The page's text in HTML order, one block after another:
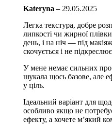
їх глибину.
зменшує
колагену, запобігає
вікової в’ялості шкіри.
утриманню вологи в шкірі,
Комплекс пептидів
еластину, розгладжує
колір шкіри, надає їй
Екстракт водорості
усуває темні кола під
антиоксидантну дію,
Kateryna – 29.05.2025
Легка текстура, добре
липкості чи жирної
день, і на ніч — під
скочується і не
У мене немає сильних
шукала щось базове, але
у ціль.
Ідеальний варіант для
особливо якщо не
ефекту, а хочете м’який